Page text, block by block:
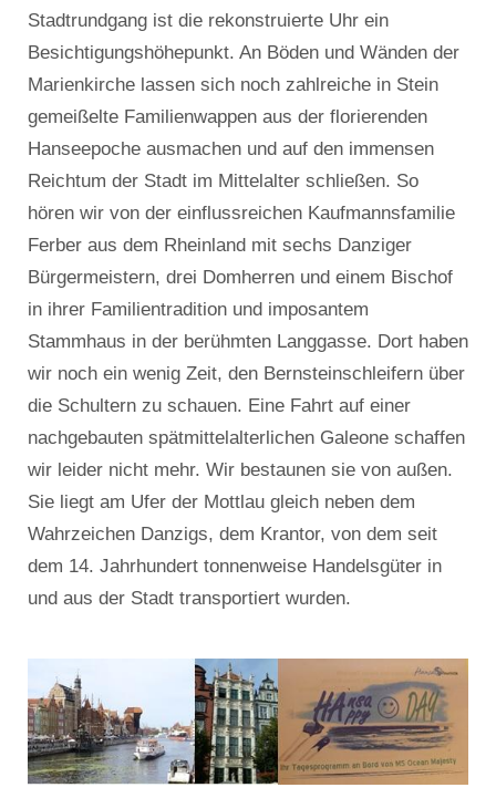
Stadtrundgang ist die rekonstruierte Uhr ein
Besichtigungshöhepunkt. An Böden und Wänden der
Marienkirche lassen sich noch zahlreiche in Stein
gemeißelte Familienwappen aus der florierenden
Hanseepoche ausmachen und auf den immensen
Reichtum der Stadt im Mittelalter schließen. So
hören wir von der einflussreichen Kaufmannsfamilie
Ferber aus dem Rheinland mit sechs Danziger
Bürgermeistern, drei Domherren und einem Bischof
in ihrer Familientradition und imposantem
Stammhaus in der berühmten Langgasse. Dort haben
wir noch ein wenig Zeit, den Bernsteinschleifern über
die Schultern zu schauen. Eine Fahrt auf einer
nachgebauten spätmittelalterlichen Galeone schaffen
wir leider nicht mehr. Wir bestaunen sie von außen.
Sie liegt am Ufer der Mottlau gleich neben dem
Wahrzeichen Danzigs, dem Krantor, von dem seit
dem 14. Jahrhundert tonnenweise Handelsgüter in
und aus der Stadt transportiert wurden.